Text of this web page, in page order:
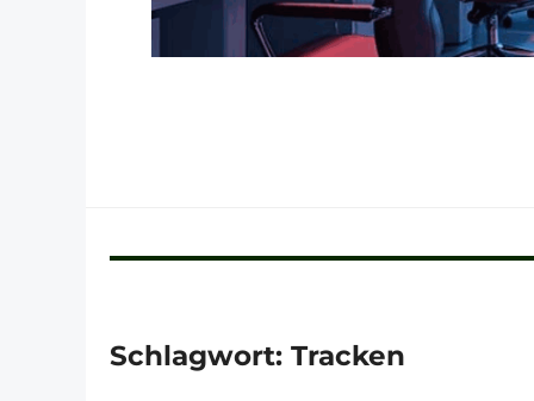
Schlagwort: Tracken